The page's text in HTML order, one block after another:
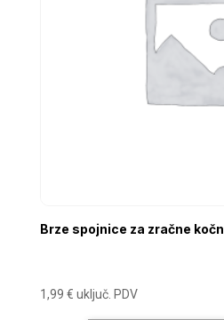
Brze spojnice za zračne
1,99 € uključ. PDV